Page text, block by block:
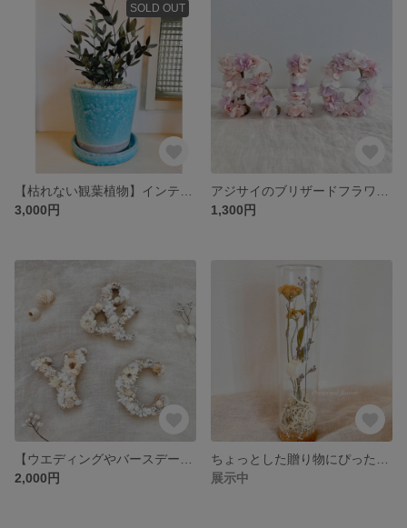
SOLD OUT
3,000円
1,300円
2,000円
展示中